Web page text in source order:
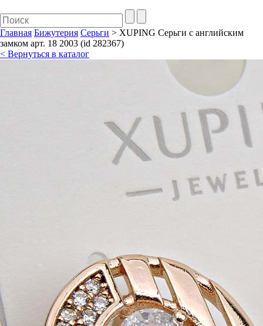
Главная Бижутерия Серьги > XUPING Серьги с английским
замком арт. 18 2003 (id 282367)
< Вернуться в каталог